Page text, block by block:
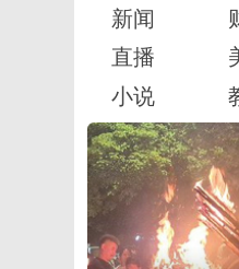
新闻
直播
小说